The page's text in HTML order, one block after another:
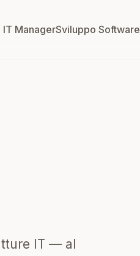
IT ManagerSviluppo Software
IT — al